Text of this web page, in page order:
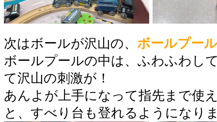
次はボールが沢山の、 ボールプール
ボールプールの中は、ふわふわし
て沢山の刺激が！
あんよが上手になって指先まで使
と、すべり台も登れるようになり